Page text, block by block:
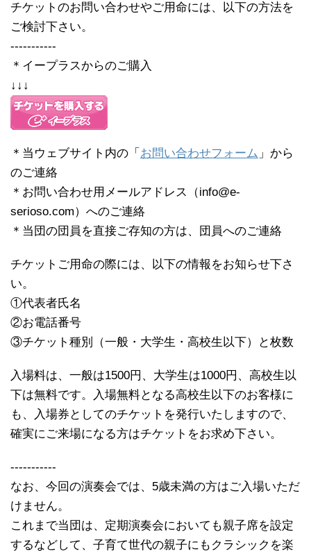
チケットのお問い合わせやご用命には、以下の方法を
ご検討下さい。
-----------
＊イープラスからのご購入
↓↓↓
＊当ウェブサイト内の「 お問い合わせフォーム 」から
のご連絡
＊お問い合わせ用メールアドレス（info@e-
serioso.com）へのご連絡
＊当団の団員を直接ご存知の方は、団員へのご連絡
チケットご用命の際には、以下の情報をお知らせ下さ
い。
①代表者氏名
②お電話番号
③チケット種別（一般・大学生・高校生以下）と枚数
入場料は、一般は1500円、大学生は1000円、高校生以
下は無料です。入場無料となる高校生以下のお客様に
も、入場券としてのチケットを発行いたしますので、
確実にご来場になる方はチケットをお求め下さい。
-----------
なお、今回の演奏会では、5歳未満の方はご入場いただ
けません。
これまで当団は、定期演奏会においても親子席を設定
するなどして、子育て世代の親子にもクラシックを楽